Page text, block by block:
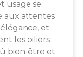
usage se
aux attentes
et
les piliers
bien-être et